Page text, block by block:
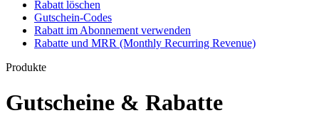
Rabatt löschen
Gutschein-Codes
Rabatt im Abonnement verwenden
Rabatte und MRR (Monthly Recurring Revenue)
Produkte
Gutscheine & Rabatte